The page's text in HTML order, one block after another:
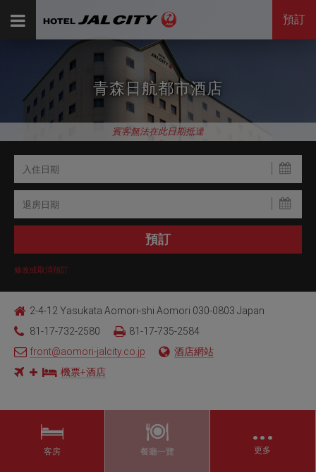
預訂
青森日航都市酒店
賓客無法在此日期抵達
修改或取消預訂
2-4-12 Yasukata Aomori-shi Aomori 030-0803 Japan
81-17-732-2580
81-17-735-2584
front@aomori-jalcity.co.jp
酒店網站
機票+酒店
客房 餐廳一覽
…
更多